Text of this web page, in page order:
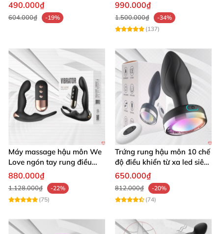
490.000₫
604.000₫ -19%
990.000₫
1.500.000₫
-34%
(137)
Máy massage hậu môn We
Love ngón tay rung điều
khiển từ xa thoải mái cực
880.000₫
1.128.000₫
-22%
(75)
Trứng rung hậu môn 10 chế
độ điều khiển từ xa led siêu
sướng
650.000₫
812.000₫
-20%
(74)